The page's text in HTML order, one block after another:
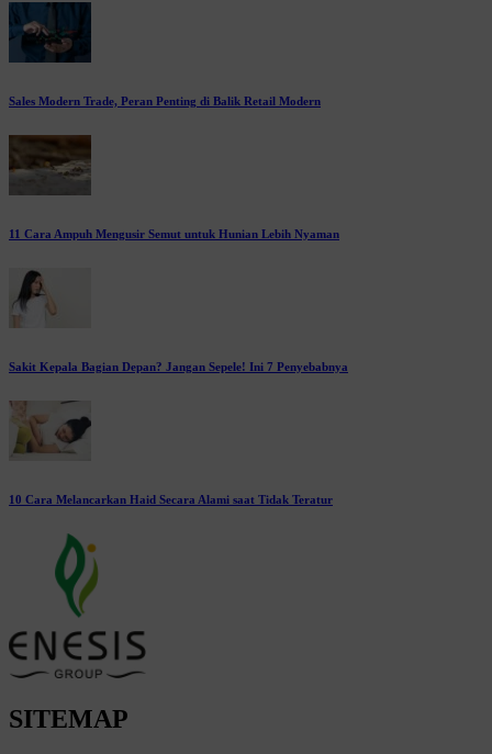
Sales Modern Trade, Peran Penting di Balik Retail Modern
11 Cara Ampuh Mengusir Semut untuk Hunian Lebih Nyaman
Sakit Kepala Bagian Depan? Jangan Sepele! Ini 7 Penyebabnya
10 Cara Melancarkan Haid Secara Alami saat Tidak Teratur
SITEMAP